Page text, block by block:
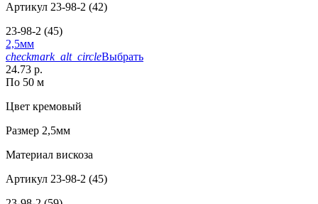
Артикул 23-98-2 (42)
23-98-2 (45)
2,5мм
checkmark_alt_circleВыбрать
24.73 р.
По 50 м
Цвет кремовый
Размер 2,5мм
Материал вискоза
Артикул 23-98-2 (45)